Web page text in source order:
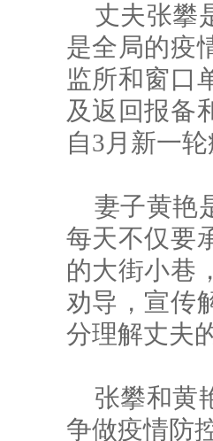
丈夫张攀
是全局的疫
监所和窗口
及返回报备
自3月新一
妻子黄艳
每天不仅要
的大街小巷
劝导，宣传
分理解丈夫
张攀和黄
争做疫情防